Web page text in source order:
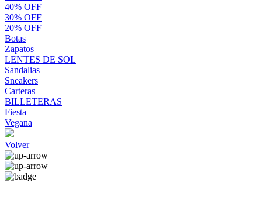
40% OFF
30% OFF
20% OFF
Botas
Zapatos
LENTES DE SOL
Sandalias
Sneakers
Carteras
BILLETERAS
Fiesta
Vegana
Volver